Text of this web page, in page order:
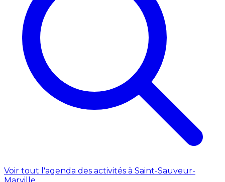
Voir tout l'agenda des activités à Saint-Sauveur-